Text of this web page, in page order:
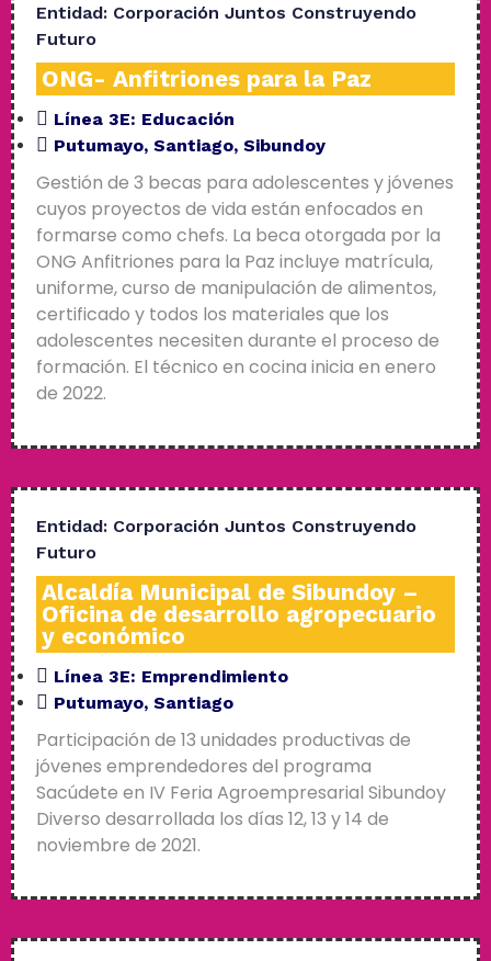
Entidad: Corporación Juntos Construyendo
Futuro
ONG- Anfitriones para la Paz
Línea 3E: Educación
Putumayo, Santiago, Sibundoy
Gestión de 3 becas para adolescentes y jóvenes
cuyos proyectos de vida están enfocados en
formarse como chefs. La beca otorgada por la
ONG Anfitriones para la Paz incluye matrícula,
uniforme, curso de manipulación de alimentos,
certificado y todos los materiales que los
adolescentes necesiten durante el proceso de
formación. El técnico en cocina inicia en enero
de 2022.
Entidad: Corporación Juntos Construyendo
Futuro
Alcaldía Municipal de Sibundoy –
Oficina de desarrollo agropecuario
y económico
Línea 3E: Emprendimiento
Putumayo, Santiago
Participación de 13 unidades productivas de
jóvenes emprendedores del programa
Sacúdete en IV Feria Agroempresarial Sibundoy
Diverso desarrollada los días 12, 13 y 14 de
noviembre de 2021.